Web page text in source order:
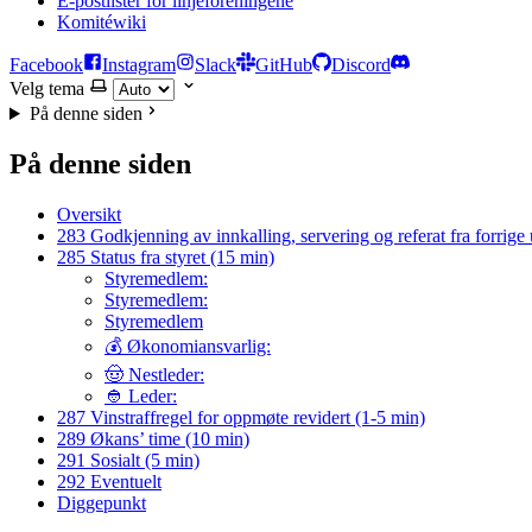
Komitéwiki
Facebook Instagram Slack GitHub
Discord
Velg tema
På denne siden
På denne siden
Oversikt
283 Godkjenning av innkalling, servering og referat fra forrige
285 Status fra styret (15 min)
Styremedlem:
Styremedlem:
Styremedlem
💰 Økonomiansvarlig:
🤠 Nestleder:
👲 Leder:
287 Vinstraffregel for oppmøte revidert (1-5 min)
289 Økans’ time (10 min)
291 Sosialt (5 min)
292 Eventuelt
Diggepunkt